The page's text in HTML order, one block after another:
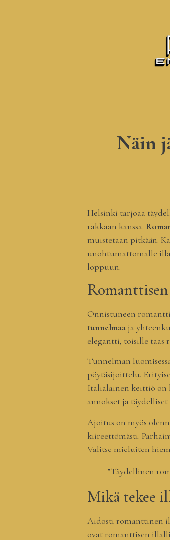
Näin
Helsinki tarjoaa
rakkaan kanssa.
muistetaan pitkään.
unohtumattomalle
loppuun.
Onnistuneen
tunnelmaa ja
elegantti, toisille taas
Tunnelman
pöytäsijoittelu.
Italialainen keittiö on
annokset ja
Ajoitus on myös
kiireettömästi.
Valitse mieluiten
”Täydellinen
Mikä tekee
Aidosti romanttinen
ovat romanttisen